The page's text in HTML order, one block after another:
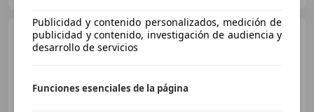
CUPRA Formentor 1.5 TSI
€ 16.990
Publicidad y contenido personalizados, medición de
publicidad y contenido, investigación de audiencia y
desarrollo de servicios
Funciones esenciales de la página